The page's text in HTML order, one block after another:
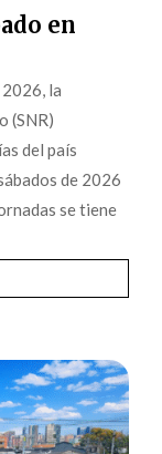
la
del país
de 2026
se tiene